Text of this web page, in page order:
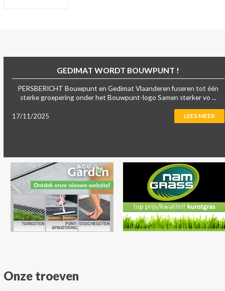
GEDIMAT WORDT BOUWPUNT !
PERSBERICHT Bouwpunt en Gedimat Vlaanderen fuseren tot één
sterke groepering onder het Bouwpunt-logo Samen sterker vo ...
17/11/2025 LEES MEER
Onze troeven